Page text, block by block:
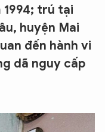
1994; trú tại
huyện Mai
đến hành vi
dã nguy cấp